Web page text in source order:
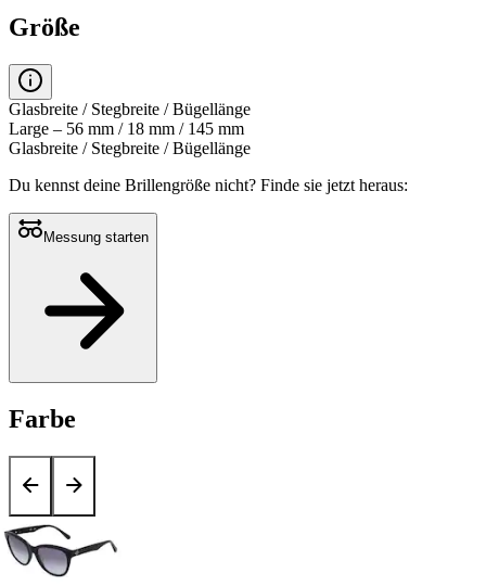
Größe
Glasbreite / Stegbreite / Bügellänge
Large – 56 mm / 18 mm / 145 mm
Glasbreite / Stegbreite / Bügellänge
Du kennst deine Brillengröße nicht? Finde sie jetzt heraus:
Messung starten
Farbe